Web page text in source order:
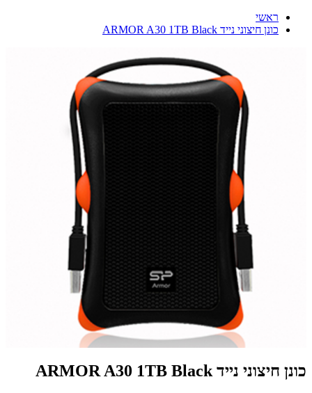
ראשי
כונן חיצוני נייד ARMOR A30 1TB Black
כונן חיצוני נייד ARMOR A30 1TB Black